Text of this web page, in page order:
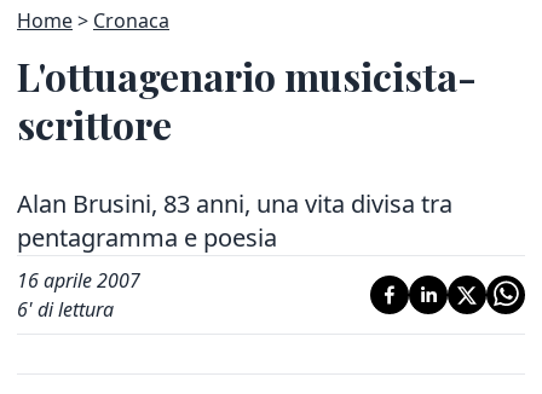
Home Cronaca
L'ottuagenario musicista-
scrittore
Alan Brusini, 83 anni, una vita divisa tra
pentagramma e poesia
16 aprile 2007
6' di lettura